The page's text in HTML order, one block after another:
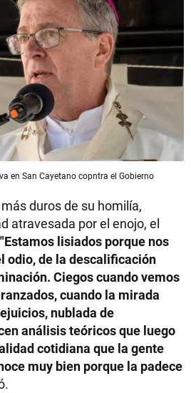
en San Cayetano copntra el Gobierno
duros de su homilía,
atravesada por el enojo, el
"Estamos lisiados porque nos
odio, de la descalificación
Ciegos cuando vemos
cuando la mirada
nublada de
análisis teóricos que luego
cotidiana que la gente
muy bien porque la padece